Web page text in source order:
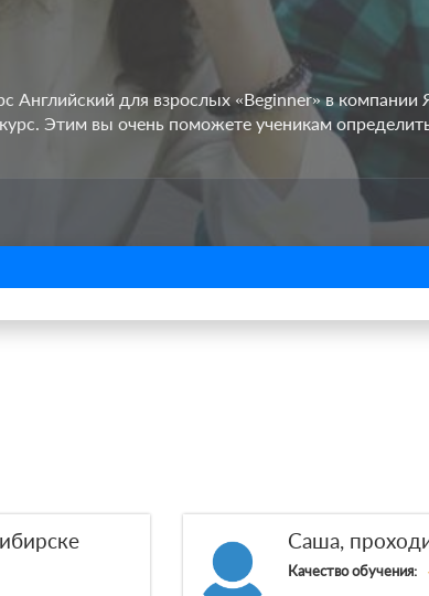
Английский для взрослых «Beginner» в компании
Этим вы очень поможете ученикам
Саша,
Качество обучения: